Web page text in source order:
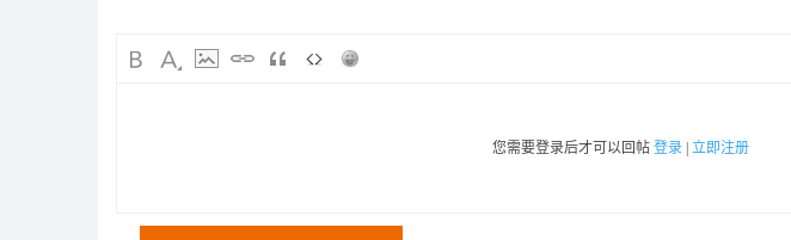
您需要登录后才可以回帖 登录 立即注册